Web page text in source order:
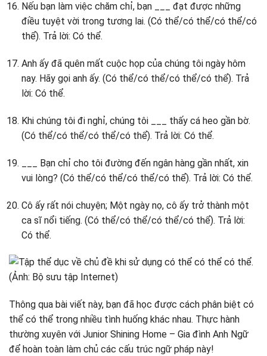
Nếu bạn làm việc chăm chỉ, bạn ___ đạt được những
điều tuyệt vời trong tương lai. (Có thể/có thể/có thể/có
thể). Trả lời: Có thể.
Anh ấy đã quên mất cuộc họp của chúng tôi ngày hôm
nay. Hãy gọi anh ấy. (Có thể/có thể/có thể/có thể). Trả
lời: Có thể.
Khi chúng tôi đi nghỉ, chúng tôi ___ thấy cá heo gần bờ.
(Có thể/có thể/có thể/có thể). Trả lời: Có thể.
___ Bạn chỉ cho tôi đường đến ngân hàng gần nhất, xin
vui lòng? (Có thể/có thể/có thể/có thể). Trả lời: Có thể.
Cô ấy rất nói chuyện; Một ngày nọ, cô ấy trở thành một
ca sĩ nổi tiếng. (Có thể/có thể/có thể/có thể). Trả lời:
Có thể.
Thông qua bài viết này, bạn đã học được cách phân biệt có
thể có thể trong nhiều tình huống khác nhau. Thực hành
thường xuyên với Junior Shining Home – Gia đình Anh Ngữ
để hoàn toàn làm chủ các cấu trúc ngữ pháp này!